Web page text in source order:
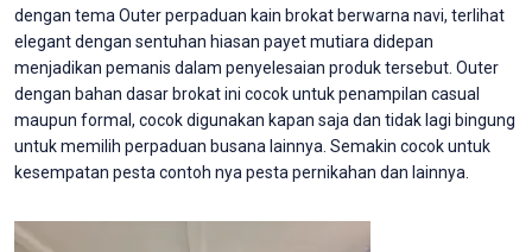
dengan tema Outer perpaduan kain brokat berwarna navi, terlihat
elegant dengan sentuhan hiasan payet mutiara didepan
menjadikan pemanis dalam penyelesaian produk tersebut. Outer
dengan bahan dasar brokat ini cocok untuk penampilan casual
maupun formal, cocok digunakan kapan saja dan tidak lagi bingung
untuk memilih perpaduan busana lainnya. Semakin cocok untuk
kesempatan pesta contoh nya pesta pernikahan dan lainnya.